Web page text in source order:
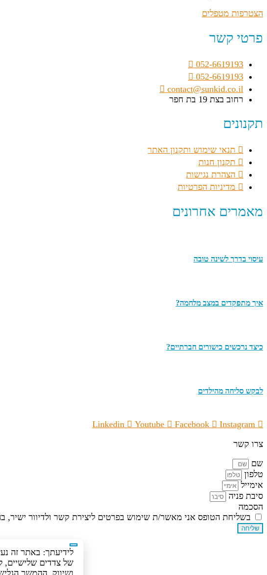
הצטרפות מטפלים
פרטי קשר
052-6619193
052-6619193
contact@sunkid.co.il
רחוב בצת 19 בת חפר
תקנונים
תנאי שימוש ותקנון האתר
תקנון חנות
הצהרת נגישות
מדיניות הפרטיות
מאמרים אחרונים
עיסוי בדרך לשינה טובה
איך מתפקדים במצב מלחמה?
כיצד נרכשים כישורים חברתיים?
לבקש סליחה מהילדים
Linkedin Youtube Facebook
Instagram
צרו קשר
שם
טלפון
אימייל
סיבת פניה
הסכמה
בשליחת הטופס אני מאשר/ת שימוש בפרטים ליצירת קשר ולדיוור ישיר,
שליחה
של צדדים שלישיים,